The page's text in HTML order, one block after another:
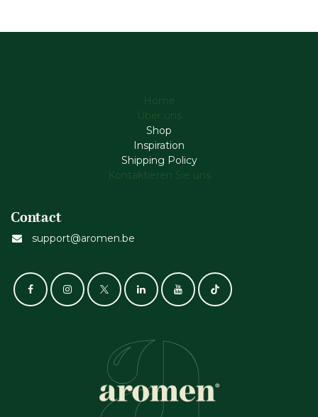
Home
Über uns
Shop
Inspiration
Shipping Policy
Kontaktieren Sie uns
Contact
support@aromen.be